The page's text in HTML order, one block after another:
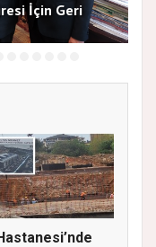
İçin Geri